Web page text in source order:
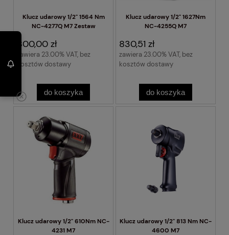
Klucz udarowy 1/2" 1564 Nm
NC-4277Q M7 Zestaw
800,00 zł
zawiera 23.00% VAT, bez
kosztów dostawy
do koszyka
Klucz udarowy 1/2" 1627Nm
NC-4255Q M7
830,51 zł
zawiera 23.00% VAT, bez
kosztów dostawy
do koszyka
Klucz udarowy 1/2" 610Nm NC-
4231 M7
Klucz udarowy 1/2" 813 Nm NC-
4600 M7